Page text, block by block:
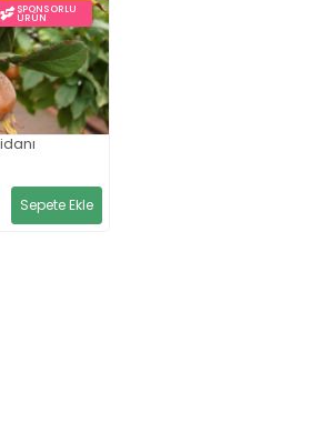
SPONSORLU
ÜRÜN
Sepete Ekle